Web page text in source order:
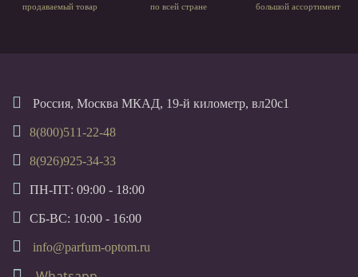
продаваемый товар
по всей стране
большой ассортимент
Россия, Москва МКАД, 19-й километр, вл20с1
8(800)511-22-48
8(926)925-34-33
ПН-ПТ: 09:00 - 18:00
СБ-ВС: 10:00 - 16:00
info@parfum-optom.ru